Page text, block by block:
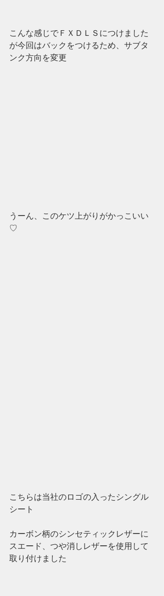
こんな感じでＦＸＤＬＳにつけました
が今回はバックをつけるため、サブタ
ンク方向を変更
うーん、このケツ上がりがかっこいい
♡
こちらは当社のロゴの入ったシングル
シート
カーボン柄のシンセティックレザーに
スエード、つや消しレザーを使用して
取り付けました